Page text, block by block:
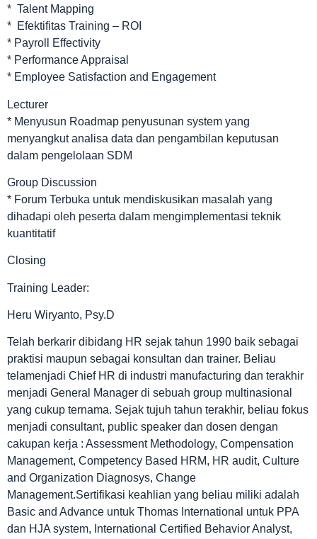
* Talent Mapping
* Efektifitas Training – ROI
* Payroll Effectivity
* Performance Appraisal
* Employee Satisfaction and Engagement
Lecturer
* Menyusun Roadmap penyusunan system yang
menyangkut analisa data dan pengambilan keputusan
dalam pengelolaan SDM
Group Discussion
* Forum Terbuka untuk mendiskusikan masalah yang
dihadapi oleh peserta dalam mengimplementasi teknik
kuantitatif
Closing
Training Leader:
Heru Wiryanto, Psy.D
Telah berkarir dibidang HR sejak tahun 1990 baik sebagai
praktisi maupun sebagai konsultan dan trainer. Beliau
telamenjadi Chief HR di industri manufacturing dan terakhir
menjadi General Manager di sebuah group multinasional
yang cukup ternama. Sejak tujuh tahun terakhir, beliau fokus
menjadi consultant, public speaker dan dosen dengan
cakupan kerja : Assessment Methodology, Compensation
Management, Competency Based HRM, HR audit, Culture
and Organization Diagnosys, Change
Management.Sertifikasi keahlian yang beliau miliki adalah
Basic and Advance untuk Thomas International untuk PPA
dan HJA system, International Certified Behavior Analyst,